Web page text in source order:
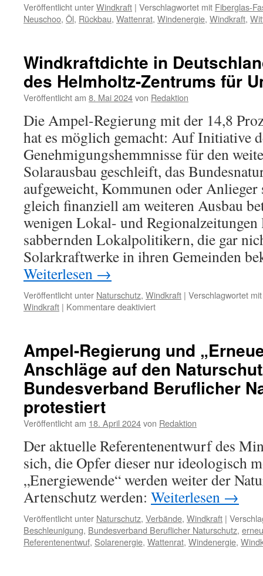
Veröffentlicht unterWindkraft | Verschlagwortet mit Fiberglas-
Neuschoo, Öl, Rückbau, Wattenrat, Windenergie, Windkraft,
Windkraftdichte in
des Helmholtz-Zentrums für
Veröffentlicht am 8. Mai 2024von Redaktion
Die Ampel-Regierung mit der 14,8
hat es möglich gemacht: Auf Initiative
Genehmigungshemmnisse für den
Solarausbau geschleift, das
aufgeweicht, Kommunen oder
gleich finanziell am weiteren Ausbau
wenigen Lokal- und Regionalzeitungen
sabbernden Lokalpolitikern, die gar
Solarkraftwerke in ihren Gemeinden
Weiterlesen →
Veröffentlicht unter Naturschutz, Windkraft | Verschlagwortet mit
Windkraft | Kommentare deaktiviertfür
Online-
Karte
des
Helmholtz-
Umweltforschung
Ampel-Regierung und
Anschläge auf den
Bundesverband Beruflicher
protestiert
Veröffentlicht am 18. April 2024von Redaktion
Der aktuelle Referentenentwurf des
sich, die Opfer dieser nur ideologisch
„Energiewende“ werden weiter der
Artenschutz werden: Weiterlesen →
Veröffentlicht unter Naturschutz, Verbände, Windkraft |
Beschleunigung, Bundesverband Beruflicher Naturschutz,
Referentenentwuf, Solarenergie, Wattenrat, Windenergie,